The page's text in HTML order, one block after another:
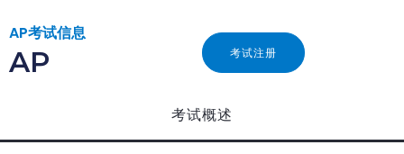
AP考试信息
AP 考试注册
考试概述